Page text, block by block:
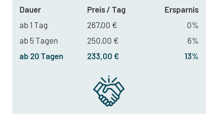
Dauer Preis / Tag
Ersparnis
ab 1 Tag
267,00 €
0%
ab 5 Tagen
250,00 €
6%
ab 20 Tagen
233,00 € 13%